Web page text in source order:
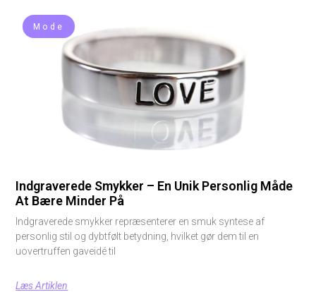
Mode
Indgraverede Smykker – En Unik Personlig Måde
At Bære Minder På
Indgraverede smykker repræsenterer en smuk syntese af
personlig stil og dybtfølt betydning, hvilket gør dem til en
uovertruffen gaveidé til
Læs Artiklen